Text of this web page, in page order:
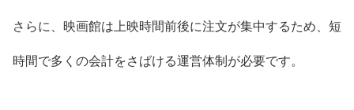
さらに、映画館は上映時間前後に注文が集中するため、短
時間で多くの会計をさばける運営体制が必要です。